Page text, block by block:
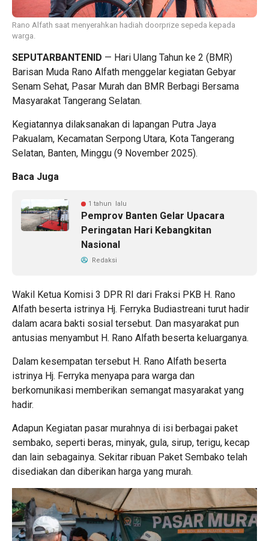
Rano Alfath saat menyerahkan hadiah doorprize sepeda kepada
warga.
SEPUTARBANTENID — Hari Ulang Tahun ke 2 (BMR)
Barisan Muda Rano Alfath menggelar kegiatan Gebyar
Senam Sehat, Pasar Murah dan BMR Berbagi Bersama
Masyarakat Tangerang Selatan.
Kegiatannya dilaksanakan di lapangan Putra Jaya
Pakualam, Kecamatan Serpong Utara, Kota Tangerang
Selatan, Banten, Minggu (9 November 2025).
Baca Juga
1 tahun lalu
Pemprov Banten Gelar Upacara
Peringatan Hari Kebangkitan
Nasional
Redaksi
Wakil Ketua Komisi 3 DPR RI dari Fraksi PKB H. Rano
Alfath beserta istrinya Hj. Ferryka Budiastreani turut hadir
dalam acara bakti sosial tersebut. Dan masyarakat pun
antusias menyambut H. Rano Alfath beserta keluarganya.
Dalam kesempatan tersebut H. Rano Alfath beserta
istrinya Hj. Ferryka menyapa para warga dan
berkomunikasi memberikan semangat masyarakat yang
hadir.
Adapun Kegiatan pasar murahnya di isi berbagai paket
sembako, seperti beras, minyak, gula, sirup, terigu, kecap
dan lain sebagainya. Sekitar ribuan Paket Sembako telah
disediakan dan diberikan harga yang murah.